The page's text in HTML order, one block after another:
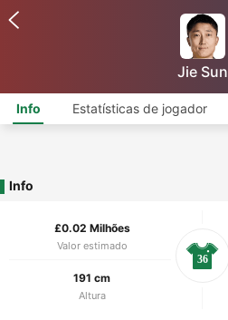
Jie Sun
Info Estatísticas de jogador
Info
£0.02 Milhões
Valor estimado
191 cm
Altura
36